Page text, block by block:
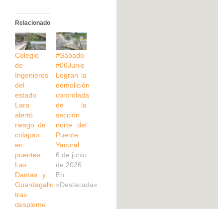
Relacionado
Colegio
de
Ingenieros
del
estado
Lara
alertó
riesgo de
colapso
en
puentes
Las
Damas y
Guardagallo
tras
desplome
#Sábado
#06Junio
Logran la
demolición
controlada
de la
sección
norte del
Puente
Yacural
6 de junio
de 2026
En
«Destacada»